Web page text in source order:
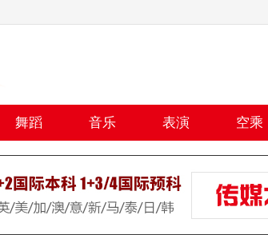
舞蹈 音乐 表演 空乘